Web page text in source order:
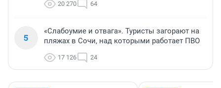
20 270 64
5
«Слабоумие и отвага». Туристы загорают на
пляжах в Сочи, над которыми работает ПВО
17 126 24